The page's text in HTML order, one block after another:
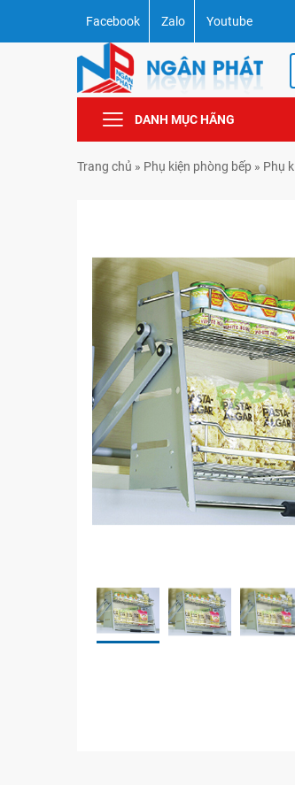
Facebook Zalo Youtube
DANH MỤC HÃNG
Trang chủ » Phụ kiện phòng bếp » Phụ